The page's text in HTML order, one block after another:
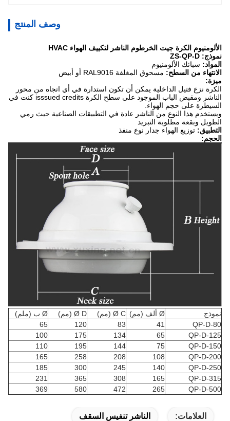
وصف المنتج
الألومنيوم الكرة جيت الخرطوم الناشر لتكييف الهواء HVAC
نموذج: ZS-QP-D
المواد: سبائك الألومنيوم
الانتهاء من السطح: مسحوق المغلفة RAL9016 أو أبيض
ميزة:
الكرة نزع فتيل الداخلية يمكن أن تكون استدارة في أي اتجاه من محور
الناشر ومقبض الباب الموجود على سطح الكرة isssued credits كنت في
السيطرة على حجم الهواء.
ويستخدم هذا النوع من الناشر عادة في التطبيقات الصناعية حيث رمي
الطويل وبقعة مطلوبة التبريد
التطبيق: توزيع الهواء جدار نوع منفذ
الحجم:
نموذج Ø ألف (مم) Ø C (مم) Ø D (مم)
Ø ب (ملم)
QP-D-80
41
83
120
65
QP-D-125
65
134
175
100
QP-D-150
75
144
195
110
QP-D-200
108
208
258
165
QP-D-250
140
245
300
185
QP-D-315
165
308
365
231
QP-D-500
265
472
580
369
العلامات: الناشر تنفيس السقف